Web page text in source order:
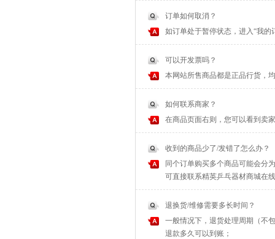
订单如何取消？
如订单处于暂停状态，进入“我
可以开发票吗？
本网站所售商品都是正品行货，
如何联系商家？
在商品页面右则，您可以看到卖
收到的商品少了/发错了怎么办？
同个订单购买多个商品可能会分
可直接联系精英乒乓器材商城在
退换货/维修需要多长时间？
一般情况下，退货处理周期（不
退款多久可以到账；